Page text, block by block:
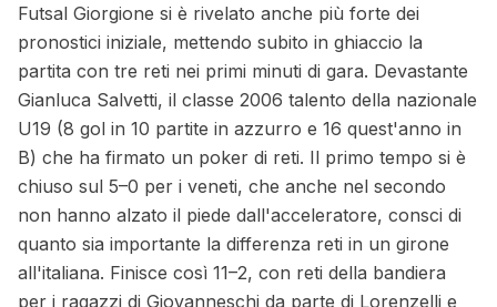
Futsal Giorgione si è rivelato anche più forte dei
pronostici iniziale, mettendo subito in ghiaccio la
partita con tre reti nei primi minuti di gara. Devastante
Gianluca Salvetti, il classe 2006 talento della nazionale
U19 (8 gol in 10 partite in azzurro e 16 quest'anno in
B) che ha firmato un poker di reti. Il primo tempo si è
chiuso sul 5–0 per i veneti, che anche nel secondo
non hanno alzato il piede dall'acceleratore, consci di
quanto sia importante la differenza reti in un girone
all'italiana. Finisce così 11–2, con reti della bandiera
per i ragazzi di Giovanneschi da parte di Lorenzelli e